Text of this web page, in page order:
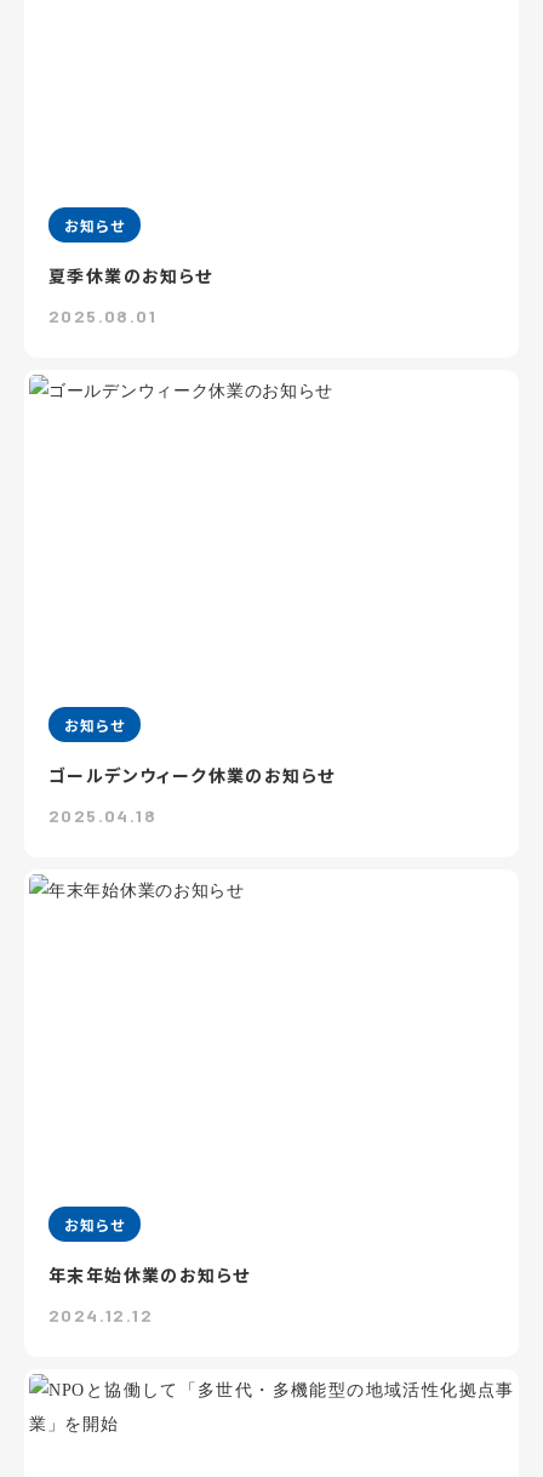
お知らせ
夏季休業のお知らせ
2025.08.01
お知らせ
ゴールデンウィーク休業のお知らせ
2025.04.18
お知らせ
年末年始休業のお知らせ
2024.12.12